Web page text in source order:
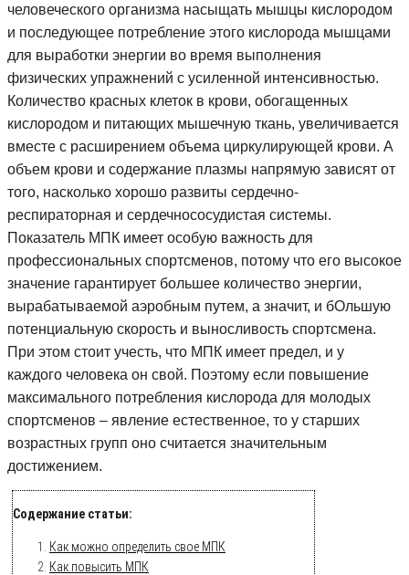
человеческого организма насыщать мышцы кислородом
и последующее потребление этого кислорода мышцами
для выработки энергии во время выполнения
физических упражнений с усиленной интенсивностью.
Количество красных клеток в крови, обогащенных
кислородом и питающих мышечную ткань, увеличивается
вместе с расширением объема циркулирующей крови. А
объем крови и содержание плазмы напрямую зависят от
того, насколько хорошо развиты сердечно-
респираторная и сердечнососудистая системы.
Показатель МПК имеет особую важность для
профессиональных спортсменов, потому что его высокое
значение гарантирует большее количество энергии,
вырабатываемой аэробным путем, а значит, и бОльшую
потенциальную скорость и выносливость спортсмена.
При этом стоит учесть, что МПК имеет предел, и у
каждого человека он свой. Поэтому если повышение
максимального потребления кислорода для молодых
спортсменов – явление естественное, то у старших
возрастных групп оно считается значительным
достижением.
Содержание статьи:
Как можно определить свое МПК
Как повысить МПК